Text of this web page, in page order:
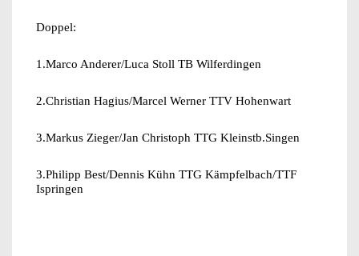
Doppel:
1.Marco Anderer/Luca Stoll TB Wilferdingen
2.Christian Hagius/Marcel Werner TTV Hohenwart
3.Markus Zieger/Jan Christoph TTG Kleinstb.Singen
3.Philipp Best/Dennis Kühn TTG Kämpfelbach/TTF
Ispringen